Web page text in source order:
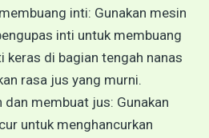
inti: Gunakan mesin
inti untuk membuang
keras di bagian tengah nanas
rasa jus yang murni.
dan membuat jus: Gunakan
untuk menghancurkan